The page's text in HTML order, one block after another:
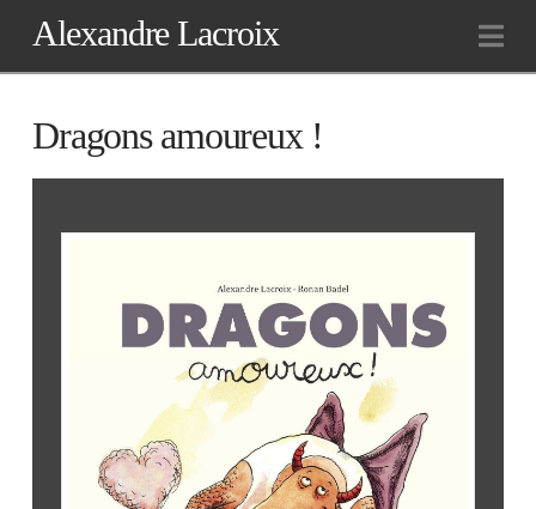
Alexandre Lacroix
Dragons amoureux !